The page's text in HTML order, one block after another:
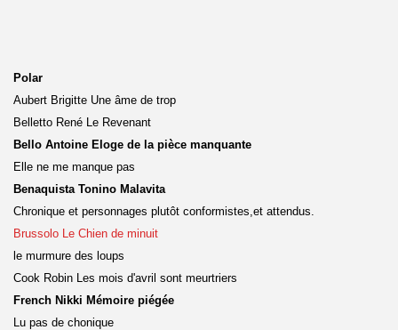
Polar
Aubert Brigitte Une âme de trop
Belletto René Le Revenant
Bello Antoine Eloge de la pièce manquante
Elle ne me manque pas
Benaquista Tonino Malavita
Chronique et personnages plutôt conformistes,et attendus.
Brussolo Le Chien de minuit
le murmure des loups
Cook Robin Les mois d'avril sont meurtriers
French Nikki Mémoire piégée
Lu pas de chonique